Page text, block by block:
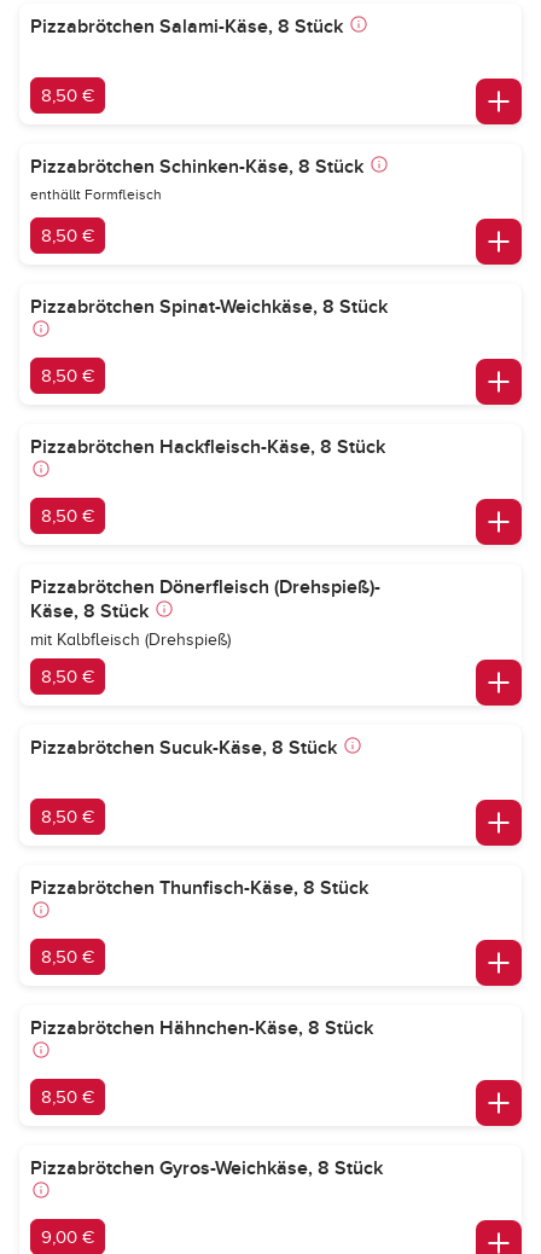
Pizzabrötchen Salami-Käse, 8 Stück
8,50 €
Pizzabrötchen Schinken-Käse, 8 Stück
enthällt Formfleisch
8,50 €
Pizzabrötchen Spinat-Weichkäse, 8 Stück
8,50 €
Pizzabrötchen Hackfleisch-Käse, 8 Stück
8,50 €
Pizzabrötchen Dönerfleisch (Drehspieß)-
Käse, 8 Stück
mit Kalbfleisch (Drehspieß)
8,50 €
Pizzabrötchen Sucuk-Käse, 8 Stück
8,50 €
Pizzabrötchen Thunfisch-Käse, 8 Stück
8,50 €
Pizzabrötchen Hähnchen-Käse, 8 Stück
8,50 €
Pizzabrötchen Gyros-Weichkäse, 8 Stück
9,00 €